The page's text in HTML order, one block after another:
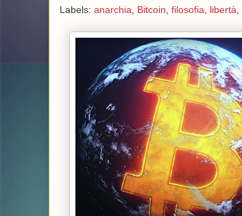
Labels: anarchia, Bitcoin, filosofia, libertà,